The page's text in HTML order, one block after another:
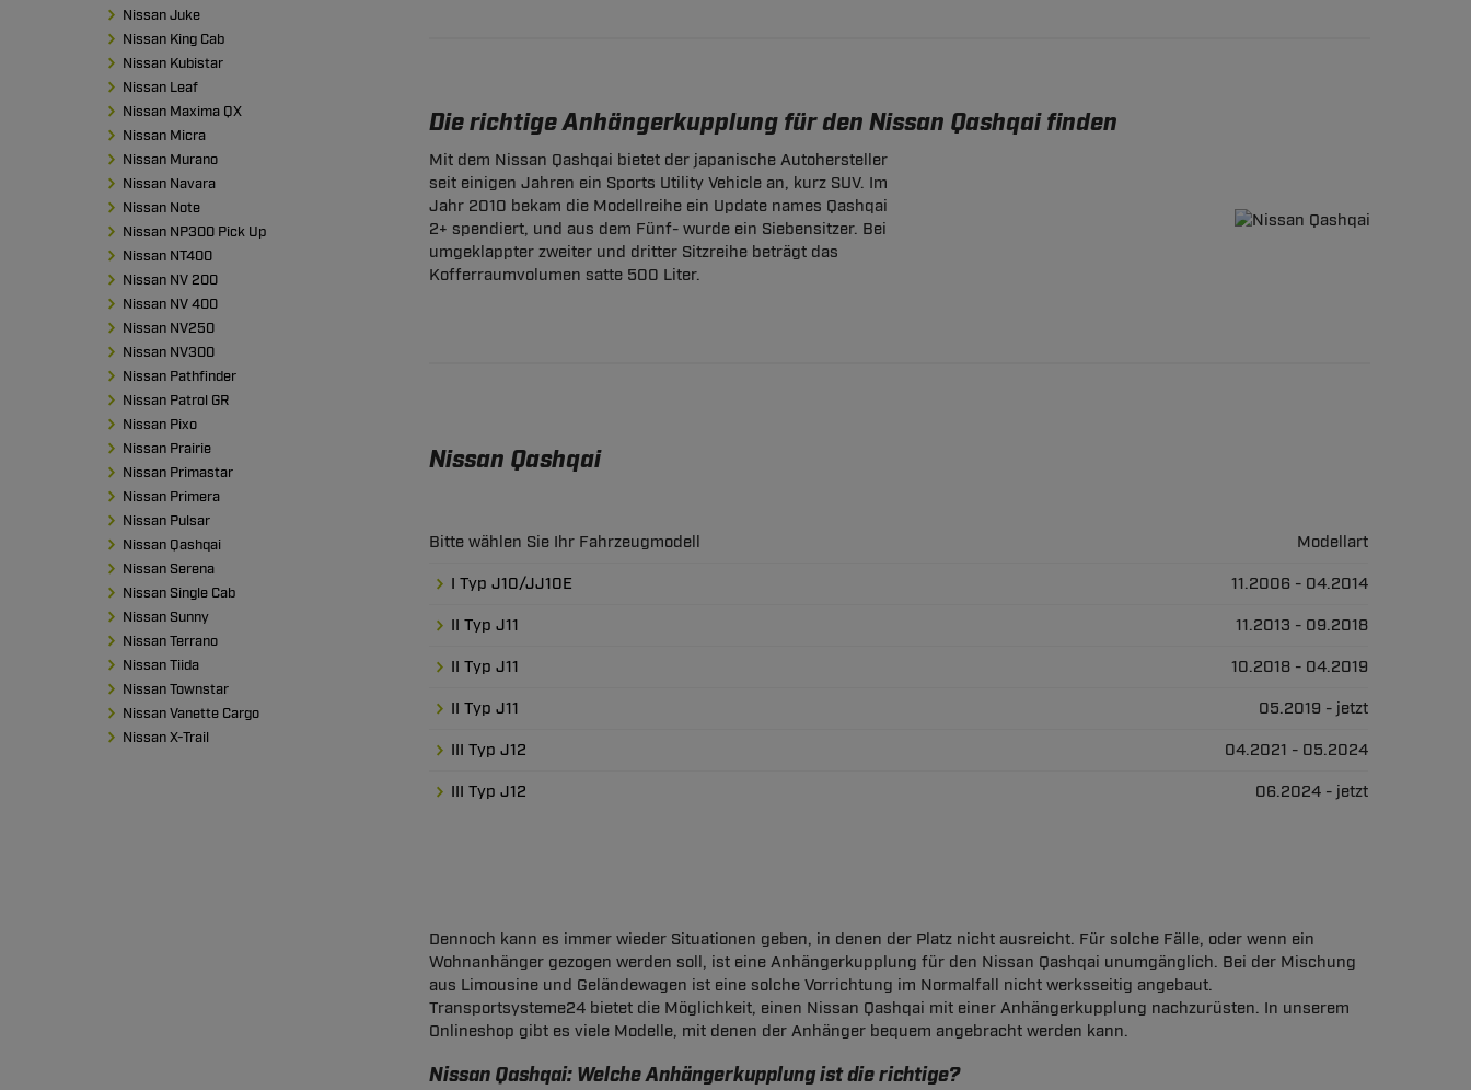
Nissan Juke
Nissan King Cab
Nissan Kubistar
Nissan Leaf
Nissan Maxima QX
Nissan Micra
Nissan Murano
Nissan Navara
Nissan Note
Nissan NP300 Pick Up
Nissan NT400
Nissan NV 200
Nissan NV 400
Nissan NV250
Nissan NV300
Nissan Pathfinder
Nissan Patrol GR
Nissan Pixo
Nissan Prairie
Nissan Primastar
Nissan Primera
Nissan Pulsar
Nissan Qashqai
Nissan Serena
Nissan Single Cab
Nissan Sunny
Nissan Terrano
Nissan Tiida
Nissan Townstar
Nissan Vanette Cargo
Nissan X-Trail
Die richtige Anhängerkupplung für den Nissan Qashqai finden
Mit dem Nissan Qashqai bietet der japanische Autohersteller
seit einigen Jahren ein Sports Utility Vehicle an, kurz SUV. Im
Jahr 2010 bekam die Modellreihe ein Update names Qashqai
2+ spendiert, und aus dem Fünf- wurde ein Siebensitzer. Bei
umgeklappter zweiter und dritter Sitzreihe beträgt das
Kofferraumvolumen satte 500 Liter.
Nissan Qashqai
Bitte wählen Sie Ihr Fahrzeugmodell
Modellart
I Typ J10/JJ10E
11.2006 - 04.2014
II Typ J11
11.2013 - 09.2018
II Typ J11
10.2018 - 04.2019
II Typ J11
05.2019 - jetzt
III Typ J12
04.2021 - 05.2024
III Typ J12
06.2024 - jetzt
Dennoch kann es immer wieder Situationen geben, in denen der Platz nicht ausreicht. Für solche Fälle, oder wenn ein
Wohnanhänger gezogen werden soll, ist eine Anhängerkupplung für den Nissan Qashqai unumgänglich. Bei der Mischung
aus Limousine und Geländewagen ist eine solche Vorrichtung im Normalfall nicht werksseitig angebaut.
Transportsysteme24 bietet die Möglichkeit, einen Nissan Qashqai mit einer Anhängerkupplung nachzurüsten. In unserem
Onlineshop gibt es viele Modelle, mit denen der Anhänger bequem angebracht werden kann.
Nissan Qashqai: Welche Anhängerkupplung ist die richtige?